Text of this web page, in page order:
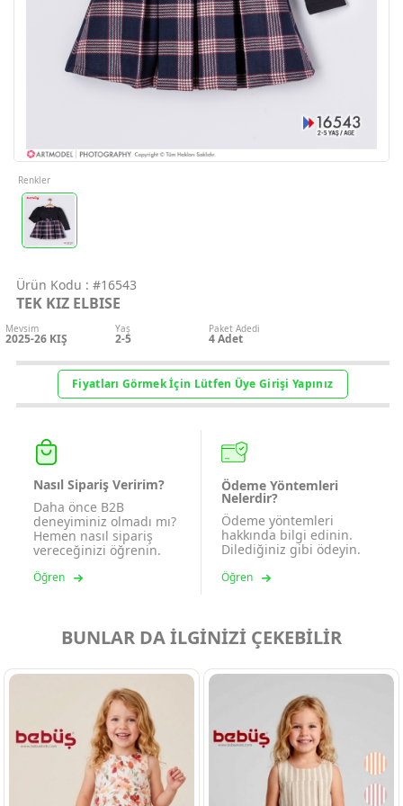
Geri Bildirim
İletişim
Destek &
Şifremi
Giriş Yap
Ürün Kodu : #16543
TEK KIZ ELBISE
Mevsim
2025-26 KIŞ
Yaş
2-5
Paket Adedi
4Adet
Renkler
Fiyatları Görmek İçin Lütfen Üye Girişi Yapınız
Nasıl Sipariş Veririm?
Daha önce B2B
deneyiminiz olmadı mı?
Hemen nasıl sipariş
vereceğinizi öğrenin.
Öğren
Ödeme Yöntemleri
Nelerdir?
Ödeme yöntemleri
hakkında bilgi edinin.
Dilediğiniz gibi ödeyin.
Öğren
BUNLAR DA İLGİNİZİ ÇEKEBİLİR